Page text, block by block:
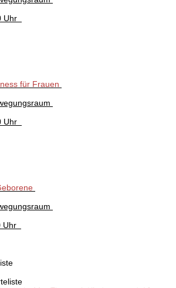
Uhr
für Frauen
Uhr
Uhr